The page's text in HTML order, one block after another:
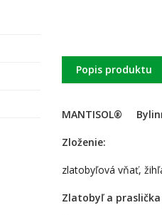
Popis produktu
MANTISOL®
Zloženie:
zlatobyľová vňať,
Zlatobyľ a praslička